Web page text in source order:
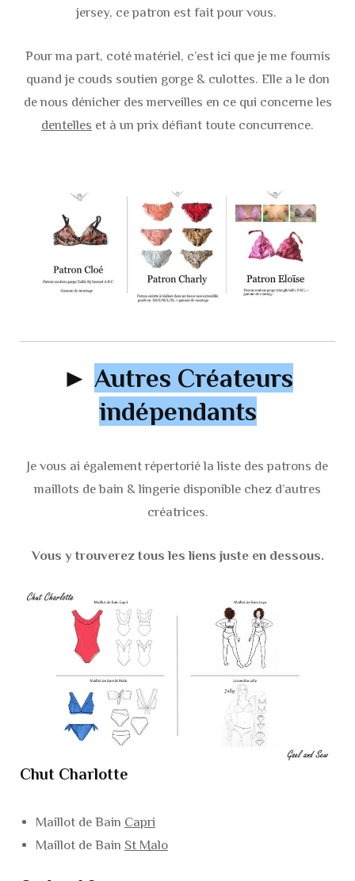
jersey, ce patron est fait pour vous.
Pour ma part, coté matériel, c’est ici que je me fournis
quand je couds soutien gorge & culottes. Elle a le don
de nous dénicher des merveilles en ce qui concerne les
dentelles et à un prix défiant toute concurrence.
► Autres Créateurs
indépendants
Je vous ai également répertorié la liste des patrons de
maillots de bain & lingerie disponible chez d’autres
créatrices.
Vous y trouverez tous les liens juste en dessous.
Chut Charlotte
Maillot de Bain Capri
Maillot de Bain St Malo